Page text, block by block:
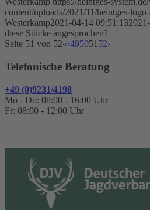
content/uploads/2021/11/heintges-
Westerkamp2021-04-14 09:51:13
diese Stücke angesprochen?
Seite 51 von 52«‹495051 52›
Telefonische Beratung
+49 (0)9231/4198
Mo - Do: 08:00 - 16:00 Uhr
Fr: 08:00 - 12:00 Uhr